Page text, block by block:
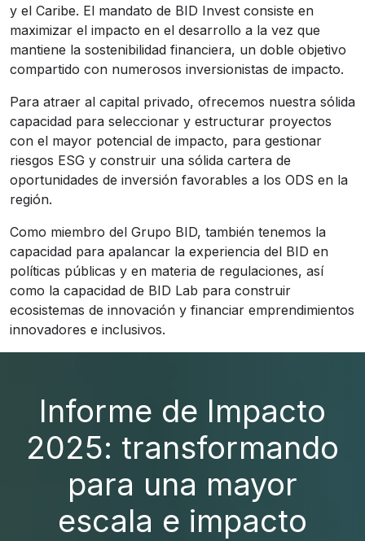
y el Caribe. El mandato de BID Invest consiste en
maximizar el impacto en el desarrollo a la vez que
mantiene la sostenibilidad financiera, un doble objetivo
compartido con numerosos inversionistas de impacto.
Para atraer al capital privado, ofrecemos nuestra sólida
capacidad para seleccionar y estructurar proyectos
con el mayor potencial de impacto, para gestionar
riesgos ESG y construir una sólida cartera de
oportunidades de inversión favorables a los ODS en la
región.
Como miembro del Grupo BID, también tenemos la
capacidad para apalancar la experiencia del BID en
políticas públicas y en materia de regulaciones, así
como la capacidad de BID Lab para construir
ecosistemas de innovación y financiar emprendimientos
innovadores e inclusivos.
Informe de Impacto
2025: transformando
para una mayor
escala e impacto